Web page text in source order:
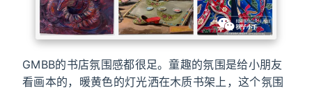
GMBB的书店氛围感都很足。童趣的氛围是给小朋友
看画本的，暖黄色的灯光洒在木质书架上，这个氛围